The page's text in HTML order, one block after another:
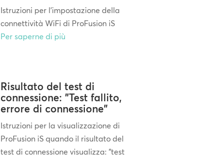
Istruzioni per l'impostazione della
connettività WiFi di ProFusion iS
Per saperne di più
Risultato del test di
connessione: "Test fallito,
errore di connessione"
Istruzioni per la visualizzazione di
ProFusion iS quando il risultato del
test di connessione visualizza: "test